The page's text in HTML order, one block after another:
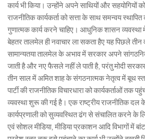
कार्य भी किया। उन्होंने अपने साथियों और सहयोगियों
राजनीतिक कार्यकर्ता को सत्ता के साथ समन्वय
गुणात्मक कार्य करने चाहिए। आधुनिक शासन
बेहतर तालमेल ही नवाचार ला सकता हैए यह पिछले तीन
सामान्यतया तालमेल के अभाव में सरकार अपने
जाती है और नए फैसले नहीं ले पाती है, परंतु मोदी
तीन साल में अमित शाह के संगठनात्मक नेतृत्व में बूथ
पार्टी की राजनीतिक विचारधारा को कार्यकर्ताओं तक
व्यवस्था शुरू की गई है। एक राष्ट्रीय राजनीतिक दल
कार्यप्रणाली को सुव्यवस्थित ढंग से संचालित करने के
एवं सोशल मीडिया, मीडिया प्रकाशन आदि विभागों में